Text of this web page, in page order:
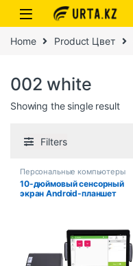
Home Product Цвет
002 white
Showing the single result
Filters
Персональные компьютеры
10-дюймовый сенсорный
экран Android-планшет
Pos Tablet PC